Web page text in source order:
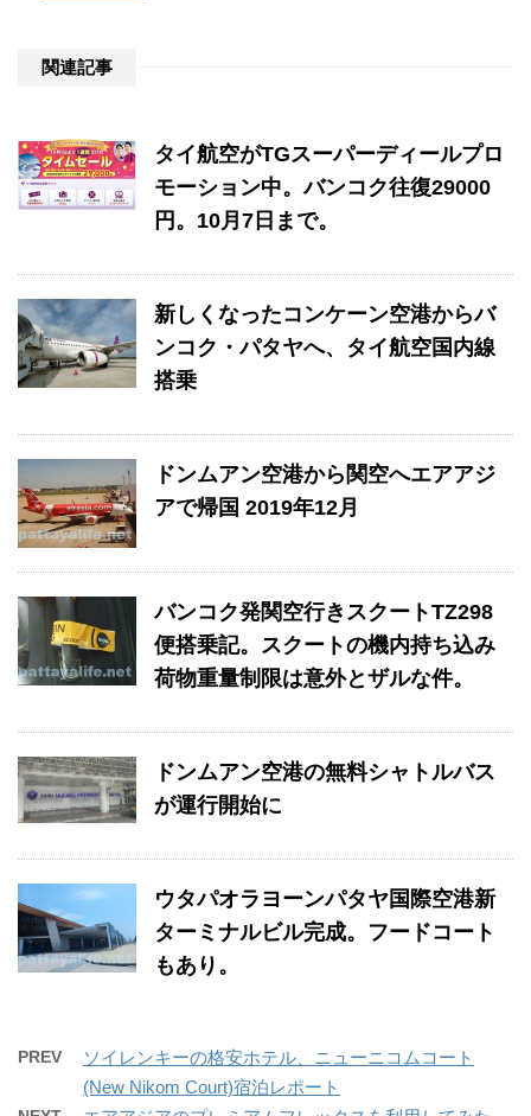
関連記事
タイ航空がTGスーパーディールプロ
モーション中。バンコク往復29000
円。10月7日まで。
新しくなったコンケーン空港からバ
ンコク・パタヤへ、タイ航空国内線
搭乗
ドンムアン空港から関空へエアアジ
アで帰国 2019年12月
バンコク発関空行きスクートTZ298
便搭乗記。スクートの機内持ち込み
荷物重量制限は意外とザルな件。
ドンムアン空港の無料シャトルバス
が運行開始に
ウタパオラヨーンパタヤ国際空港新
ターミナルビル完成。フードコート
もあり。
PREV
ソイレンキーの格安ホテル、ニューニコムコート
(New Nikom Court)宿泊レポート